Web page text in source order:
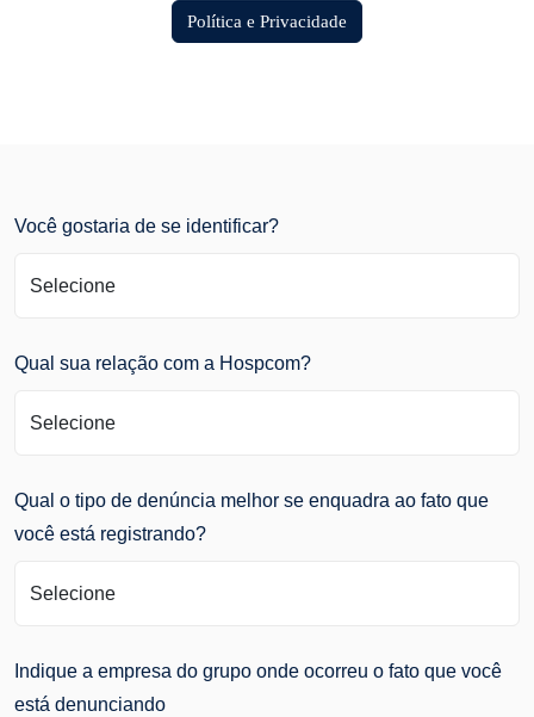
Política e Privacidade
Você gostaria de se identificar?
Qual sua relação com a Hospcom?
Qual o tipo de denúncia melhor se enquadra ao fato que
você está registrando?
Indique a empresa do grupo onde ocorreu o fato que você
está denunciando